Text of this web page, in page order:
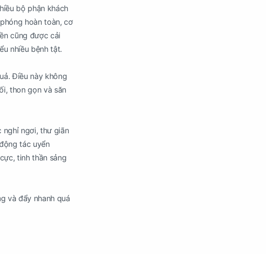
bộ phận khách
hoàn toàn, cơ
cũng được cải
nhiều bệnh tật.
Điều này không
thon gọn và săn
nghỉ ngơi, thư giãn
tác uyển
tinh thần sảng
và đẩy nhanh quá